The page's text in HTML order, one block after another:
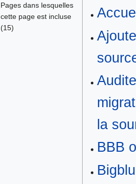
Pages dans lesquelles
cette page est incluse
(15)
la
BBB